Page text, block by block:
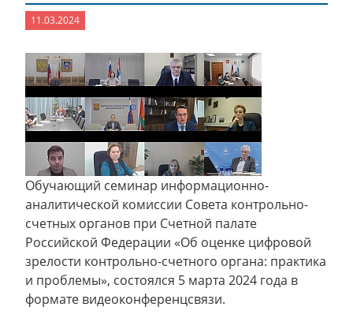
11.03.2024
Обучающий семинар информационно-
аналитической комиссии Совета контрольно-
счетных органов при Счетной палате
Российской Федерации «Об оценке цифровой
зрелости контрольно-счетного органа: практика
и проблемы», состоялся 5 марта 2024 года в
формате видеоконференцсвязи.